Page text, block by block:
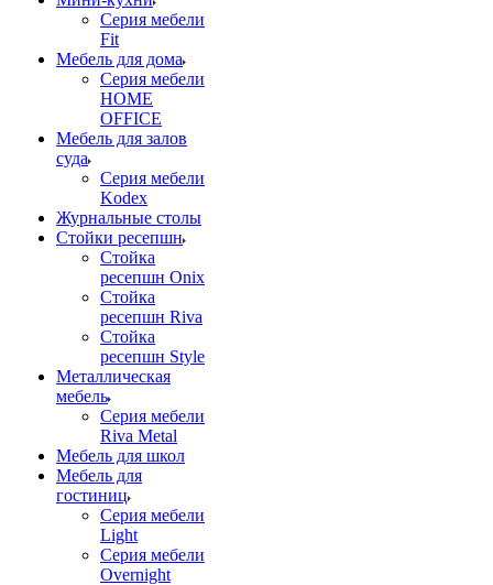
Серия мебели
Fit
Мебель для дома
Серия мебели
HOME
OFFICE
Мебель для залов
суда
Серия мебели
Kodex
Журнальные столы
Стойки ресепшн
Стойка
ресепшн Onix
Стойка
ресепшн Riva
Стойка
ресепшн Style
Металлическая
мебель
Серия мебели
Riva Metal
Мебель для школ
Мебель для
гостиниц
Серия мебели
Light
Серия мебели
Overnight